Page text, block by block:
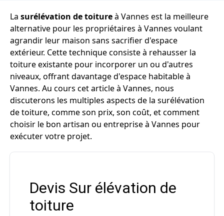
La surélévation de toitureà Vannes est la meilleure
alternative pour les propriétaires à Vannes voulant
agrandir leur maison sans sacrifier d'espace
extérieur. Cette technique consiste à rehausser la
toiture existante pour incorporer un ou d'autres
niveaux, offrant davantage d'espace habitable à
Vannes. Au cours cet article à Vannes, nous
discuterons les multiples aspects de la surélévation
de toiture, comme son prix, son coût, et comment
choisir le bon artisan ou entreprise à Vannes pour
exécuter votre projet.
Devis Sur élévation de
toiture